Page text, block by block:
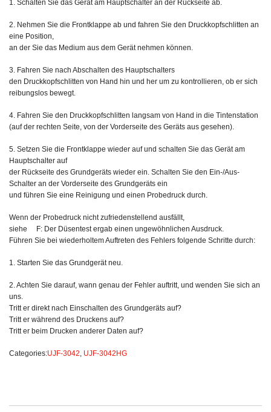
1. Schalten Sie das Gerät am Hauptschalter an der Rückseite ab.
2. Nehmen Sie die Frontklappe ab und fahren Sie den Druckkopfschlitten an
eine Position,
an der Sie das Medium aus dem Gerät nehmen können.
3. Fahren Sie nach Abschalten des Hauptschalters
den Druckkopfschlitten von Hand hin und her um zu kontrollieren, ob er sich
reibungslos bewegt.
4. Fahren Sie den Druckkopfschlitten langsam von Hand in die Tintenstation
(auf der rechten Seite, von der Vorderseite des Geräts aus gesehen).
5. Setzen Sie die Frontklappe wieder auf und schalten Sie das Gerät am
Hauptschalter auf
der Rückseite des Grundgeräts wieder ein. Schalten Sie den Ein-/Aus-
Schalter an der Vorderseite des Grundgeräts ein
und führen Sie eine Reinigung und einen Probedruck durch.
Wenn der Probedruck nicht zufriedenstellend ausfällt,
siehe F: Der Düsentest ergab einen ungewöhnlichen Ausdruck.
Führen Sie bei wiederholtem Auftreten des Fehlers folgende Schritte durch:
1. Starten Sie das Grundgerät neu.
2. Achten Sie darauf, wann genau der Fehler auftritt, und wenden Sie sich an
uns.
Tritt er direkt nach Einschalten des Grundgeräts auf?
Tritt er während des Druckens auf?
Tritt er beim Drucken anderer Daten auf?
Categories:UJF-3042, UJF-3042HG